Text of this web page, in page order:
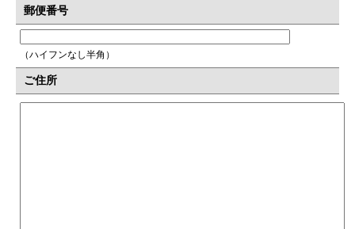
郵便番号
（ハイフンなし半角）
ご住所